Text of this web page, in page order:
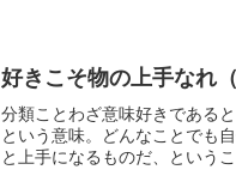
好きこそ物の上手なれ
分類ことわざ意味好きである
という意味。どんなことでも
と上手になるものだ、という